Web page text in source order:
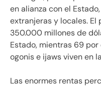
en alianza con el
extranjeras y locales. El
350.000 millones de
Estado, mientras 69
ogonis e ijaws viven en
Las enormes rentas